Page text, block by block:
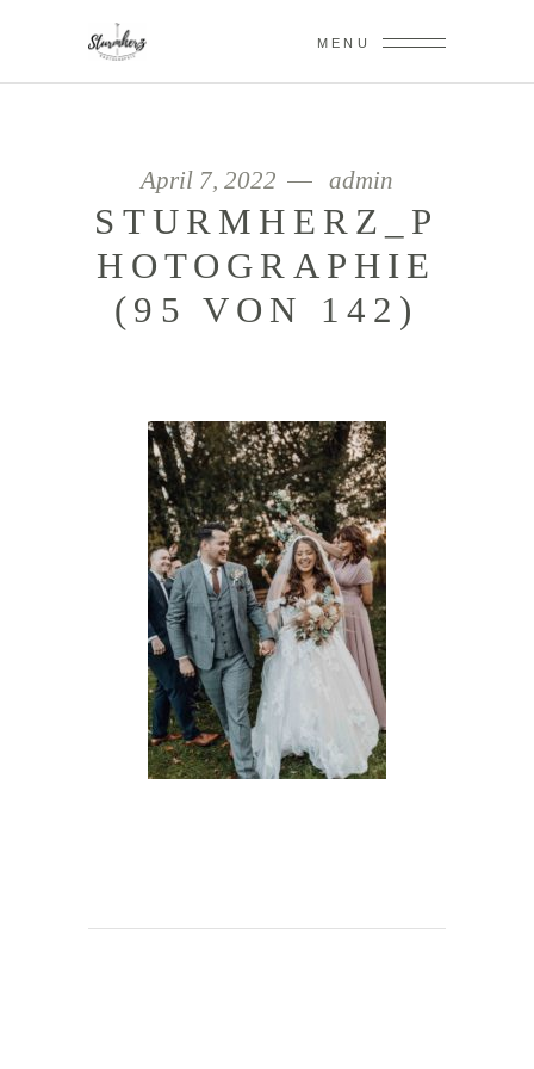
MENU
April 7, 2022 admin
STURMHERZ_P
HOTOGRAPHIE
(95 VON 142)